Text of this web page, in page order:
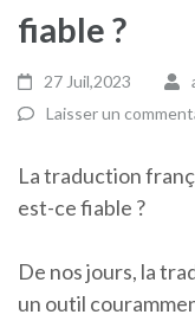
fiable ?
27 Juil,2023
Laisser un
La traduction
est-ce fiable ?
De nos jours, la
un outil